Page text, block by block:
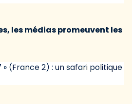
les médias promeuvent les